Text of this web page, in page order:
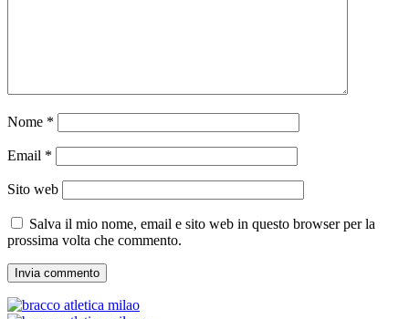
Nome *
Email *
Sito web
Salva il mio nome, email e sito web in questo browser per la
prossima volta che commento.